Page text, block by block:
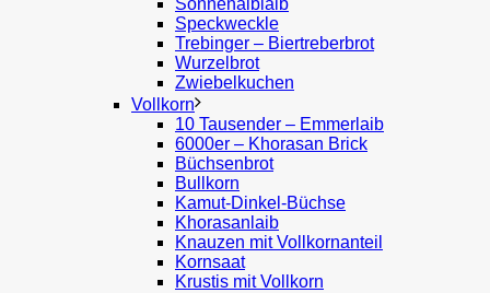
Sonnenalblaib
Speckweckle
Trebinger – Biertreberbrot
Wurzelbrot
Zwiebelkuchen
Vollkorn
10 Tausender – Emmerlaib
6000er – Khorasan Brick
Büchsenbrot
Bullkorn
Kamut-Dinkel-Büchse
Khorasanlaib
Knauzen mit Vollkornanteil
Kornsaat
Krustis mit Vollkorn